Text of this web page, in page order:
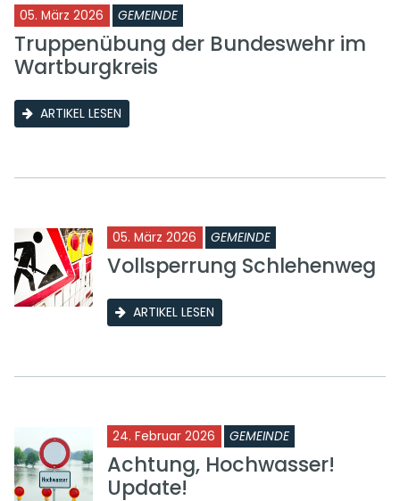
05. März 2026 GEMEINDE
Truppenübung der Bundeswehr im
Wartburgkreis
ARTIKEL LESEN
05. März 2026 GEMEINDE
Vollsperrung Schlehenweg
ARTIKEL LESEN
24. Februar 2026 GEMEINDE
Achtung, Hochwasser!
Update!